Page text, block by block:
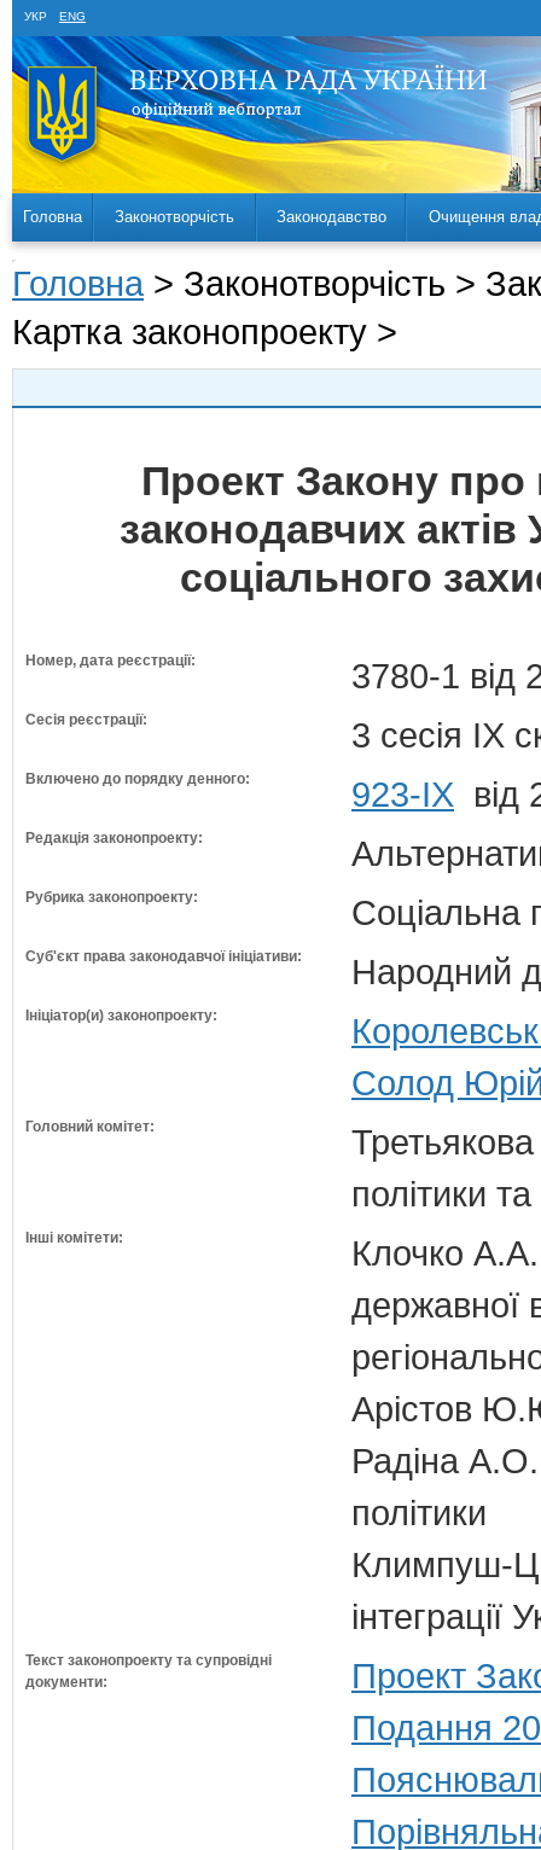
УКР ENG
Головна Законотворчість Законодавство Очищення
Головна > Законотворчість >
Картка законопроекту >
Проект Закону про
законодавчих
соціального
Номер, дата реєстрації: 3780-1 від
Сесія реєстрації: 3 сесія IX
Включено до порядку денного: 923-ІХ від
Редакція законопроекту:
Рубрика законопроекту: Соціальна
Суб'єкт права законодавчої ініціативи: Народний
Ініціатор(и) законопроекту:
Солод
Головний комітет:
політики
Інші комітети:
Клочко А.А.
державної
Арістов
Радіна А.О.
політики
Климпуш-
Текст законопроекту та супровідні
документи:
Проект
Подання